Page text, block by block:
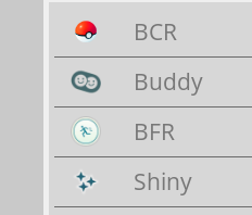
BCR
Buddy
BFR
Shiny